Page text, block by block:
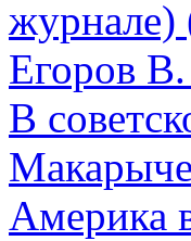
журнале)
Егоров
В
Америка